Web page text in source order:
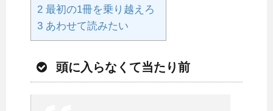
2 最初の1冊を乗り越えろ
3 あわせて読みたい
頭に入らなくて当たり前